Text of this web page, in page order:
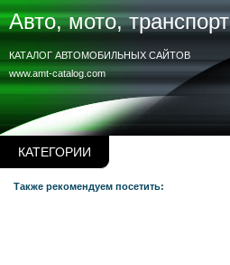
КАТЕГОРИИ
Авто, мото, транспорт
www.amt-catalog.com
КАТАЛОГ АВТОМОБИЛЬНЫХ САЙТОВ
Также рекомендуем посетить: